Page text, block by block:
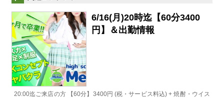
6/16(月)20時迄【60分3400
円】＆出勤情報
20:00迄ご来店の方 【60分】3400円 (税・サービス料込) + 焼酎・ウイス